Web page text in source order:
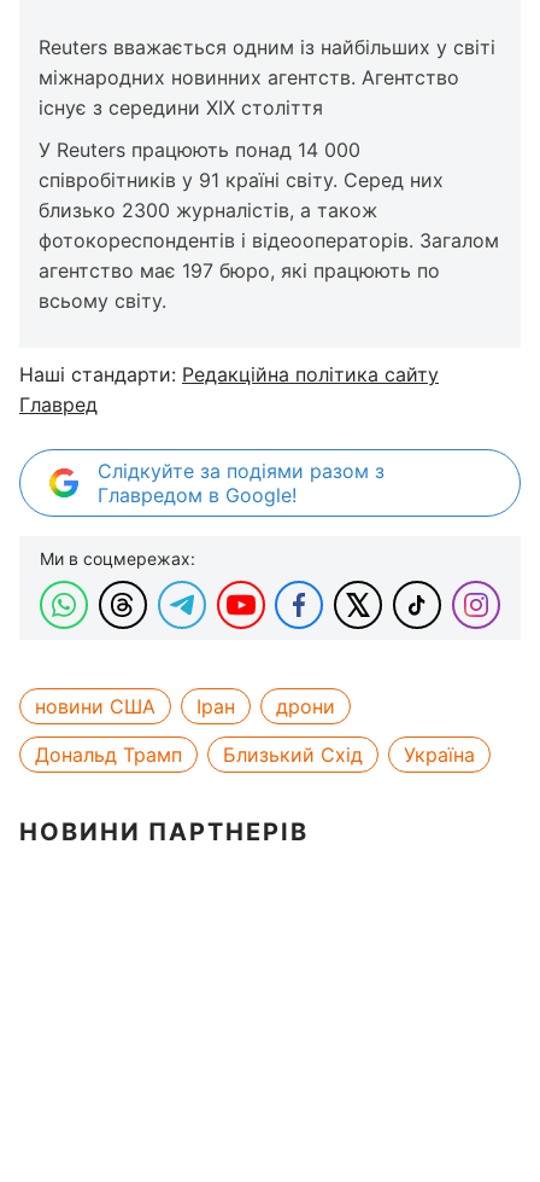
Reuters вважається одним із найбільших у світі
міжнародних новинних агентств. Агентство
існує з середини XIX століття
У Reuters працюють понад 14 000
співробітників у 91 країні світу. Серед них
близько 2300 журналістів, а також
фотокореспондентів і відеооператорів. Загалом
агентство має 197 бюро, які працюють по
всьому світу.
Наші стандарти: Редакційна політика сайту
Главред
Слідкуйте за подіями разом з
Главредом в Google!
Ми в соцмережах:
новини США Іран
дрони
Дональд Трамп
Близький Схід Україна
НОВИНИ ПАРТНЕРІВ